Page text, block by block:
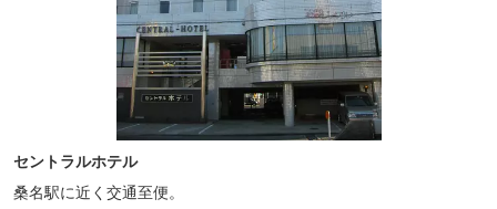
セントラルホテル
桑名駅に近く交通至便。